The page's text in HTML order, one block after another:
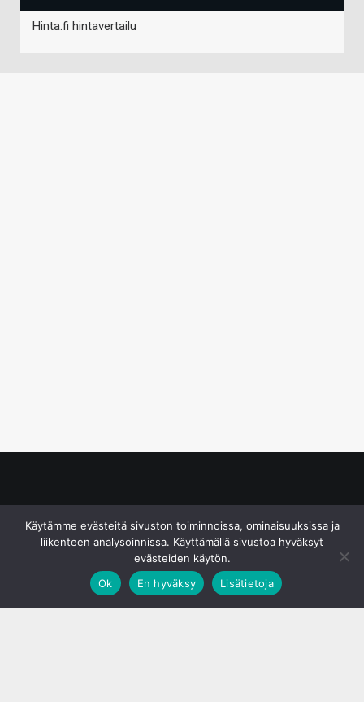
Hinta.fi hintavertailu
Käytämme evästeitä sivuston toiminnoissa, ominaisuuksissa ja
liikenteen analysoinnissa. Käyttämällä sivustoa hyväksyt
evästeiden käytön.
Ok
En hyväksy Lisätietoja